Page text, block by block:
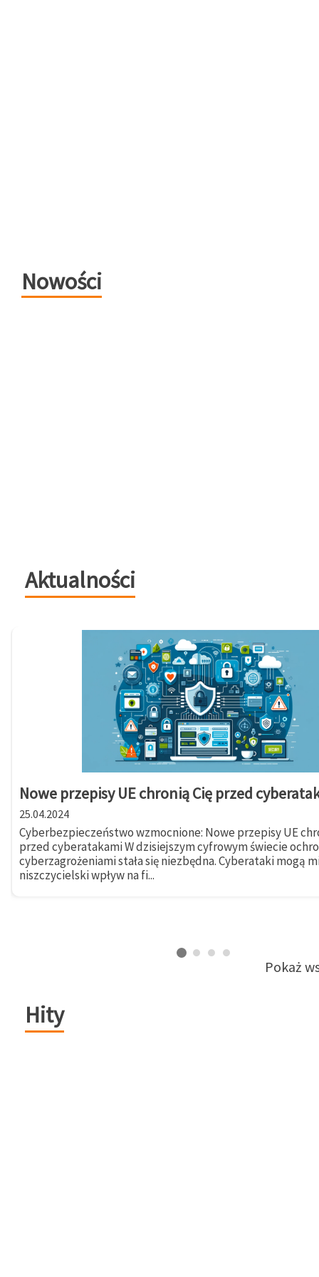
Nowości
Aktualności
Nowe przepisy UE chronią Cię przed
25.04.2024
Cyberbezpieczeństwo wzmocnione: Nowe przepisy UE
przed cyberatakami W dzisiejszym cyfrowym świecie
cyberzagrożeniami stała się niezbędna. Cyberataki mogą
niszczycielski wpływ na fi...
Pokaż
Hity